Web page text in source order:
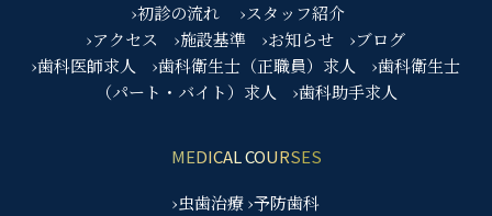
›初診の流れ
›スタッフ紹介
›アクセス
›施設基準 ›お知らせ
›ブログ
›歯科医師求人
›歯科衛生士（正職員）求人
›歯科衛生士
（パート・バイト）求人
›歯科助手求人
MEDICAL COURSES
›虫歯治療›予防歯科